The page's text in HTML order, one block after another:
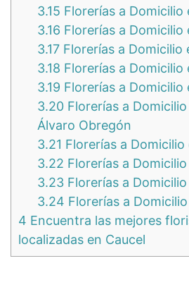
3.15 Florerías a
3.16 Florerías a Domicilio
3.17 Florerías a Domicilio
3.18 Florerías a Domicilio
3.19 Florerías a Domicilio
3.20 Florerías a
Álvaro Obregón
3.21 Florerías a Domicilio
3.22 Florerías a
3.23 Florerías a
3.24 Florerías a
4 Encuentra las mejores
localizadas en Caucel